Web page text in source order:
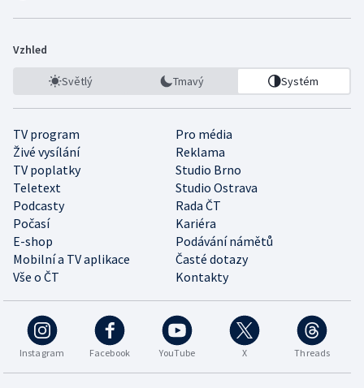
Vzhled
Světlý Tmavý Systém
TV program
Pro média
Živé vysílání
Reklama
TV poplatky
Studio Brno
Teletext
Studio Ostrava
Podcasty
Rada ČT
Počasí
Kariéra
E-shop
Podávání námětů
Mobilní a TV aplikace
Časté dotazy
Vše o ČT
Kontakty
Instagram Facebook YouTube X Threads